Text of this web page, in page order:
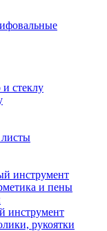
стеклу
инструмент
и пены
инструмент
рукоятки